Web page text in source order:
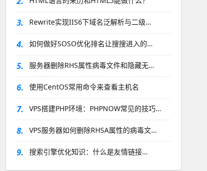
3. Rewrite实现IIS6下域名泛解析与二级…
4. 如何做好SOSO优化排名让搜搜进入的…
5. 服务器删除RHS属性病毒文件和隐藏无…
6. 使用CentOS常用命令来查看主机名
7. VPS搭建PHP环境：PHPNOW常见的技巧…
8. VPS服务器如何删除RHSA属性的病毒文…
9. 搜索引擎优化知识：什么是友情链接…